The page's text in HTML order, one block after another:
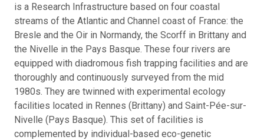
is a Research Infrastructure based on four coastal
streams of the Atlantic and Channel coast of France: the
Bresle and the Oir in Normandy, the Scorff in Brittany and
the Nivelle in the Pays Basque. These four rivers are
equipped with diadromous fish trapping facilities and are
thoroughly and continuously surveyed from the mid
1980s. They are twinned with experimental ecology
facilities located in Rennes (Brittany) and Saint-Pée-sur-
Nivelle (Pays Basque). This set of facilities is
complemented by individual-based eco-genetic